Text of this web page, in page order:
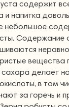
содержит
и напитка
небольшое
Содержание
вещества
делает
в том
за горечь и